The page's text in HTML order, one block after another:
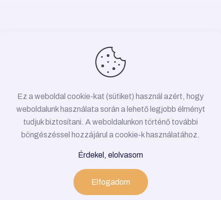
Minden jog fenntartva!
Adatkezelési Tájékoztató
Ez a weboldal cookie-kat (sütiket) használ azért, hogy
weboldalunk használata során a lehető legjobb élményt
tudjuk biztosítani. A weboldalunkon történő további
böngészéssel hozzájárul a cookie-k használatához.
Érdekel, elolvasom
Elfogadom